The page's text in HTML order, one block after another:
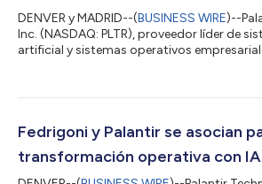
DENVER y MADRID--(BUSINESS WIRE)--
Inc. (NASDAQ: PLTR), proveedor líder de
artificial y sistemas operativos
Valoriza impulsar sus operaciones
Palantir. Valoriza se encuentra a la
medioambiental urbana...
Fedrigoni y Palantir se asocian
transformación operativa con IA